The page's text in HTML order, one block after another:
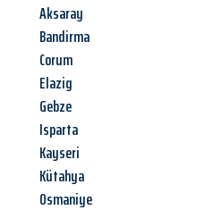
Aksaray
Bandirma
Corum
Elazig
Gebze
Isparta
Kayseri
Kütahya
Osmaniye